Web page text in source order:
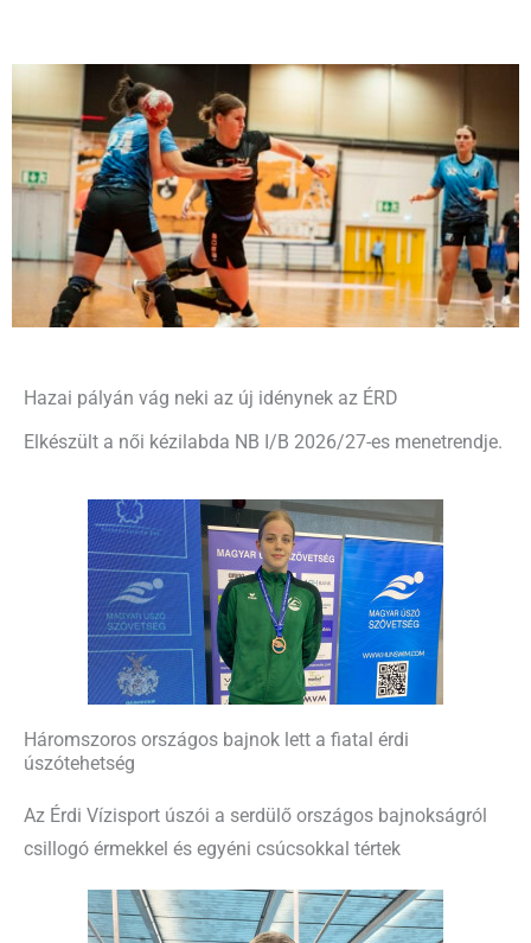
Hazai pályán vág neki az új idénynek az ÉRD
Elkészült a női kézilabda NB I/B 2026/27-es menetrendje.
Háromszoros országos bajnok lett a fiatal érdi
úszótehetség
Az Érdi Vízisport úszói a serdülő országos bajnokságról
csillogó érmekkel és egyéni csúcsokkal tértek